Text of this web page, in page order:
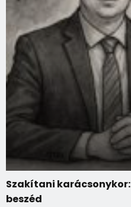
Szakítani
beszéd